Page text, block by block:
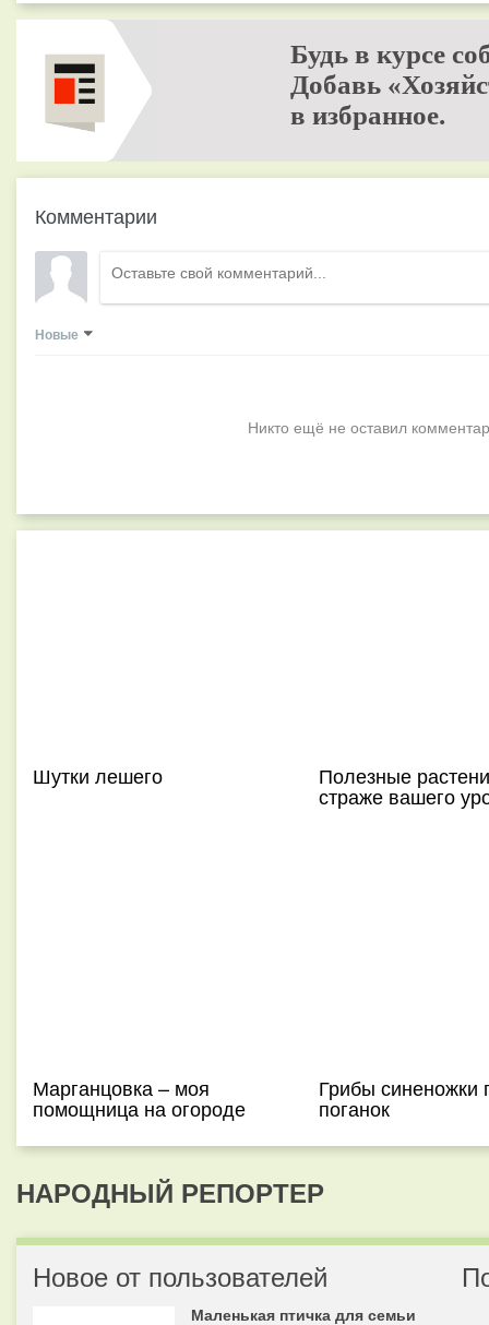
Будь в курсе
Добавь
в избранное.
Комментарии
Новые
Никто ещё не оставил
Шутки лешего Полезные
страже вашего
Марганцовка – моя
помощница на огороде
Грибы синеножки
поганок
НАРОДНЫЙ РЕПОРТЕР
Новое от пользователей
Маленькая птичка для семьи